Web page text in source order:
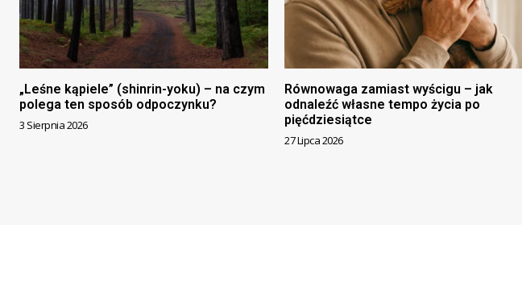
„Leśne kąpiele” (shinrin-yoku) – na czym
polega ten sposób odpoczynku?
3 Sierpnia 2026
Równowaga zamiast wyścigu – jak
odnaleźć własne tempo życia po
pięćdziesiątce
27 Lipca 2026